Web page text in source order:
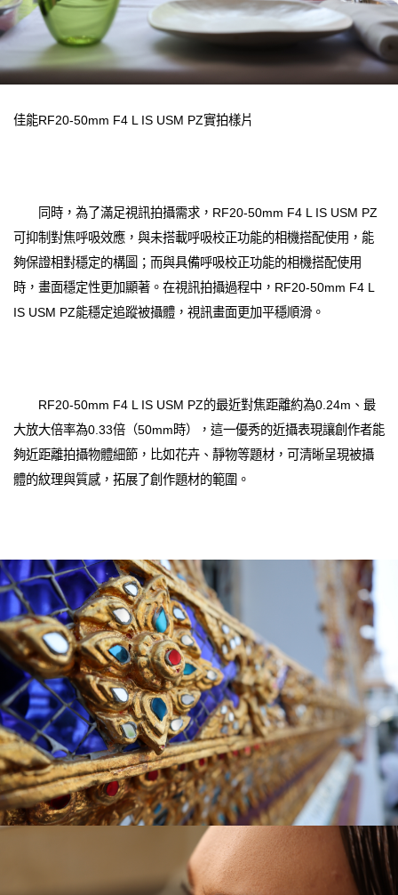
佳能RF20-50mm F4 L IS USM PZ實拍樣片
同時，為了滿足視訊拍攝需求，RF20-50mm F4 L IS USM PZ
可抑制對焦呼吸效應，與未搭載呼吸校正功能的相機搭配使用，能
夠保證相對穩定的構圖；而與具備呼吸校正功能的相機搭配使用
時，畫面穩定性更加顯著。在視訊拍攝過程中，RF20-50mm F4 L
IS USM PZ能穩定追蹤被攝體，視訊畫面更加平穩順滑。
RF20-50mm F4 L IS USM PZ的最近對焦距離約為0.24m、最
大放大倍率為0.33倍（50mm時），這一優秀的近攝表現讓創作者能
夠近距離拍攝物體細節，比如花卉、靜物等題材，可清晰呈現被攝
體的紋理與質感，拓展了創作題材的範圍。